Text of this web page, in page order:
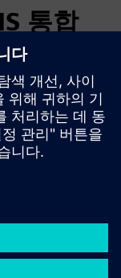
통합
및 물류 처리를
에 저장 용량이
에 저장 용량